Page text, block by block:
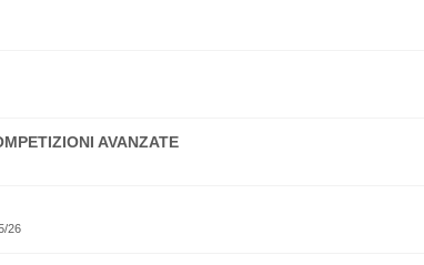
AVANZATE
26